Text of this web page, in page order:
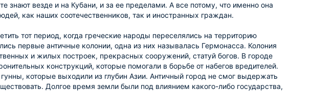
знают везде и на Кубани, и за ее пределами. А все потому, что именно она
как наших соотечественников, так и иностранных граждан.
тот период, когда греческие народы переселялись на территорию
первые античные колонии, одна из них называлась Гермонасса. Колония
и жилых построек, прекрасных сооружений, статуй богов. В городе
конструкций, которые помогали в борьбе от набегов вредителей.
которые выходили из глубин Азии. Античный город не смог выдержать
Долгое время земли были под влиянием какого-либо государства,